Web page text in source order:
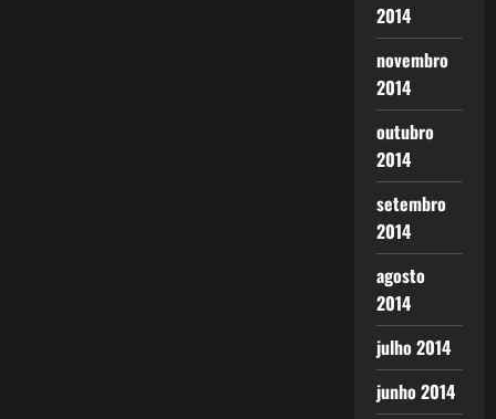
2014
novembro
2014
outubro
2014
setembro
2014
agosto
2014
julho 2014
junho 2014